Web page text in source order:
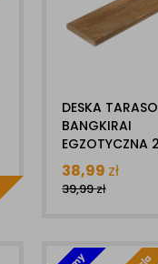
DESKA
BANGKIRAI
EGZOTYCZNA
X 1MB GŁADKA
38,99 zł
39,99zł